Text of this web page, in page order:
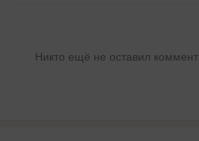
Никто ещё не оставил